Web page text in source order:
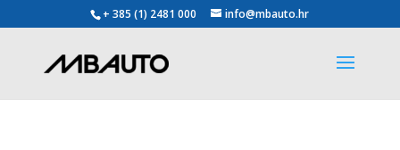
+ 385 (1) 2481 000 info@mbauto.hr